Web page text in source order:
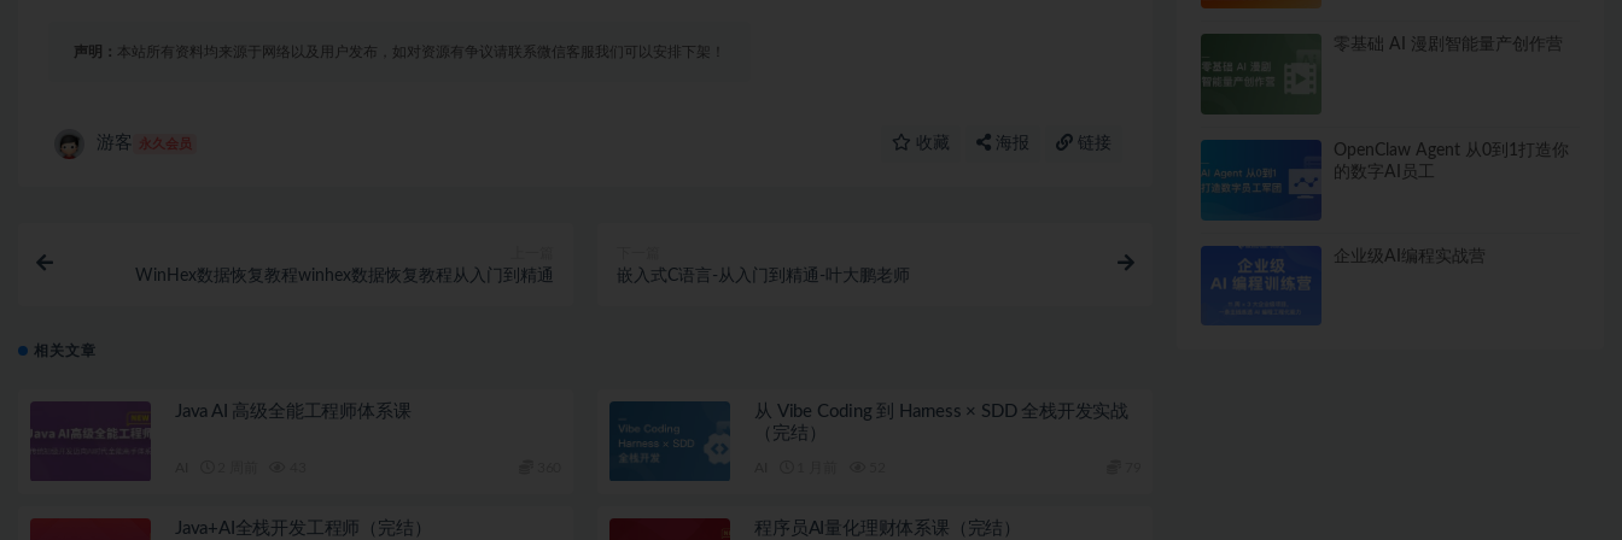
声明： 本站所有资料均来源于网络以及用户发布，如对资源有争议请联系微信客服我们可以安排下架！
游客 永久会员 收藏 海报 链接
WinHex数据恢复教程winhex数据恢复教程从入门到精通 嵌入式C语言-从入门到精通-叶大鹏老师
相关文章
Java AI 高级全能工程师体系课
从 Vibe Coding 到 Harness × SDD 全栈开发实战
（完结）
Java+AI全栈开发工程师（完结） 程序员AI量化理财体系课（完结）
零基础 AI 漫剧智能量产创作营
OpenClaw Agent 从0到1打造你
的数字AI员工
企业级AI编程实战营